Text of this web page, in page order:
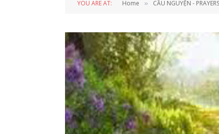
YOU ARE AT: Home » CẦU NGUYỆN - PRAYERS